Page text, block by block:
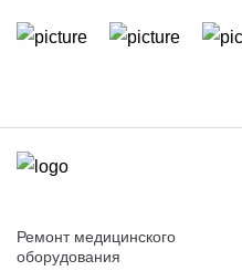
Ремонт медицинского
оборудования